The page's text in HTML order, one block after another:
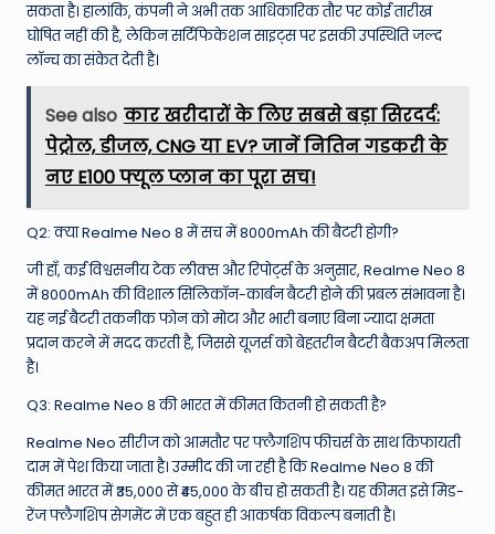
सकता है। हालांकि, कंपनी ने अभी तक आधिकारिक तौर पर कोई तारीख
घोषित नहीं की है, लेकिन सर्टिफिकेशन साइट्स पर इसकी उपस्थिति जल्द
लॉन्च का संकेत देती है।
See also कार खरीदारों के लिए सबसे बड़ा सिरदर्द:
पेट्रोल, डीजल, CNG या EV? जानें नितिन गडकरी के
नए E100 फ्यूल प्लान का पूरा सच!
Q2: क्या Realme Neo 8 में सच में 8000mAh की बैटरी होगी?
जी हाँ, कई विश्वसनीय टेक लीक्स और रिपोर्ट्स के अनुसार, Realme Neo 8
में 8000mAh की विशाल सिलिकॉन-कार्बन बैटरी होने की प्रबल संभावना है।
यह नई बैटरी तकनीक फोन को मोटा और भारी बनाए बिना ज्यादा क्षमता
प्रदान करने में मदद करती है, जिससे यूजर्स को बेहतरीन बैटरी बैकअप मिलता
है।
Q3: Realme Neo 8 की भारत में कीमत कितनी हो सकती है?
Realme Neo सीरीज को आमतौर पर फ्लैगशिप फीचर्स के साथ किफायती
दाम में पेश किया जाता है। उम्मीद की जा रही है कि Realme Neo 8 की
कीमत भारत में ₹35,000 से ₹45,000 के बीच हो सकती है। यह कीमत इसे मिड-
रेंज फ्लैगशिप सेगमेंट में एक बहुत ही आकर्षक विकल्प बनाती है।